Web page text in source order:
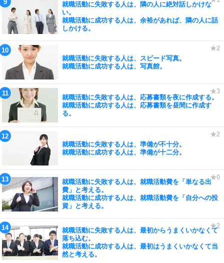
就職活動に失敗する人は、隣の人に絶対話しかけな
い。
就職活動に成功する人は、余裕があれば、隣の人に話
しかける。
就職活動に失敗する人は、スピード写真。
就職活動に成功する人は、写真館。
就職活動に失敗する人は、応募書類を夜に作成する。
就職活動に成功する人は、応募書類を昼間に作成す
る。
就職活動に失敗する人は、準備が不十分。
就職活動に成功する人は、準備が十二分。
就職活動に失敗する人は、就職活動費を「単なる出
費」と考える。
就職活動に成功する人は、就職活動費を「自分への投
資」と考える。
就職活動に失敗する人は、最初からうまくいかなくて
落ち込む。
就職活動に成功する人は、最初はうまくいかなくて当
然と考える。